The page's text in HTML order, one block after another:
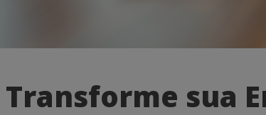
Transforme
Transforme sua